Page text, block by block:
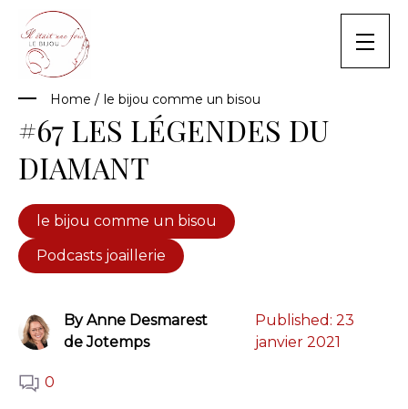
content
Home / le bijou comme un bisou
#67 LES LÉGENDES DU
DIAMANT
le bijou comme un bisou
Podcasts joaillerie
By Anne Desmarest
de Jotemps
Published: 23
janvier 2021
0